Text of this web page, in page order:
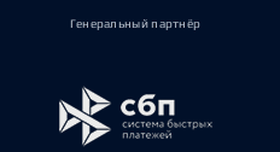
Генеральный партнёр